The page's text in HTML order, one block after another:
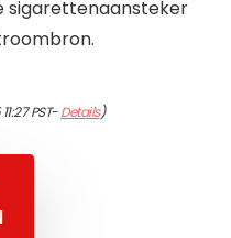
sigarettenaansteker
PST-Details)